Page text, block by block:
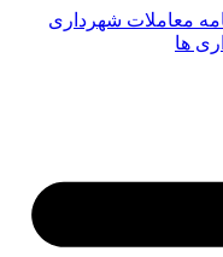
معاملات شهرداری
ها